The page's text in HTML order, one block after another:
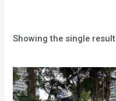
Showing the single result